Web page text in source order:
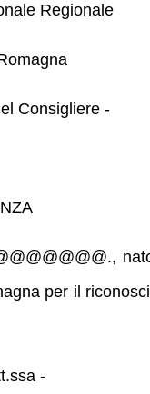
Regionale
Consigliere -
per il
-